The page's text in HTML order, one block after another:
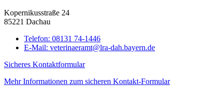
Kopernikusstraße 24
85221 Dachau
Telefon: 08131 74-1446
E-Mail: veterinaeramt@lra-dah.bayern.de
Sicheres Kontaktformular
Mehr Informationen zum sicheren Kontakt-Formular